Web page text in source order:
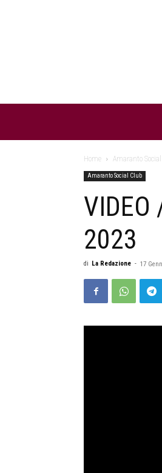
Home Amaranto
Amaranto Social Club
2023
di La Redazione - 17